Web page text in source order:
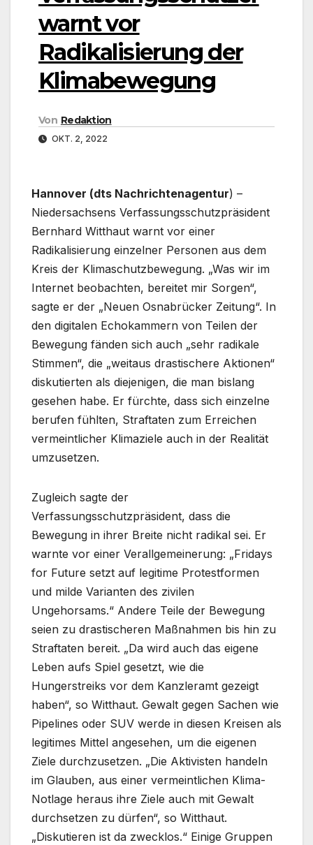
warnt vor
Radikalisierung der
Klimabewegung
Von Redaktion
OKT. 2, 2022
Hannover (dts Nachrichtenagentur) –
Niedersachsens Verfassungsschutzpräsident
Bernhard Witthaut warnt vor einer
Radikalisierung einzelner Personen aus dem
Kreis der Klimaschutzbewegung. „Was wir im
Internet beobachten, bereitet mir Sorgen“,
sagte er der „Neuen Osnabrücker Zeitung“. In
den digitalen Echokammern von Teilen der
Bewegung fänden sich auch „sehr radikale
Stimmen“, die „weitaus drastischere Aktionen“
diskutierten als diejenigen, die man bislang
gesehen habe. Er fürchte, dass sich einzelne
berufen fühlten, Straftaten zum Erreichen
vermeintlicher Klimaziele auch in der Realität
umzusetzen.
Zugleich sagte der
Verfassungsschutzpräsident, dass die
Bewegung in ihrer Breite nicht radikal sei. Er
warnte vor einer Verallgemeinerung: „Fridays
for Future setzt auf legitime Protestformen
und milde Varianten des zivilen
Ungehorsams.“ Andere Teile der Bewegung
seien zu drastischeren Maßnahmen bis hin zu
Straftaten bereit. „Da wird auch das eigene
Leben aufs Spiel gesetzt, wie die
Hungerstreiks vor dem Kanzleramt gezeigt
haben“, so Witthaut. Gewalt gegen Sachen wie
Pipelines oder SUV werde in diesen Kreisen als
legitimes Mittel angesehen, um die eigenen
Ziele durchzusetzen. „Die Aktivisten handeln
im Glauben, aus einer vermeintlichen Klima-
Notlage heraus ihre Ziele auch mit Gewalt
durchsetzen zu dürfen“, so Witthaut.
„Diskutieren ist da zwecklos.“ Einige Gruppen